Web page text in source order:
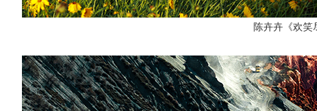
陈卉卉《欢笑